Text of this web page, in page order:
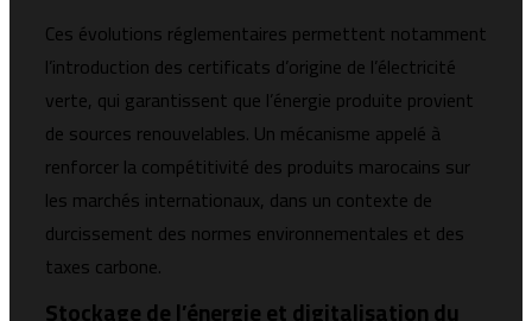
Ces évolutions réglementaires permettent notamment
l’introduction des certificats d’origine de l’électricité
verte, qui garantissent que l’énergie produite provient
de sources renouvelables. Un mécanisme appelé à
renforcer la compétitivité des produits marocains sur
les marchés internationaux, dans un contexte de
durcissement des normes environnementales et des
taxes carbone.